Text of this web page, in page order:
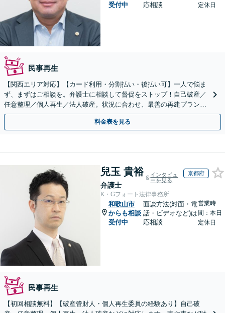
受付中
応相談
定休日
民事再生
【関西エリア対応】【カード利用・分割払い・後払い可】一人で悩ま
ず、まずはご相談を。弁護士に相談して督促をストップ！自己破産／
任意整理／個人再生／法人破産。状況に合わせ、最善の再建プランを
ご提案【破産管財人経験あり】
料金表を見る
兒玉 貴裕
弁護士
インタビュ
ーを見る
京都府
K・Gフォート法律事務所
和歌山市
からも相談
受付中
面談方法(対面・電
話・ビデオなど)は
応相談
営業時
間：本日
定休日
民事再生
【初回相談無料】【破産管財人・個人再生委員の経験あり】自己破